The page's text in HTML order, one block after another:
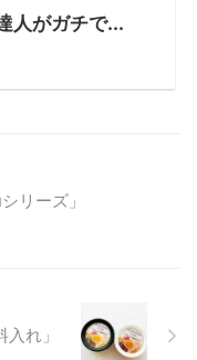
人がガチで...
リーズ」
れ」